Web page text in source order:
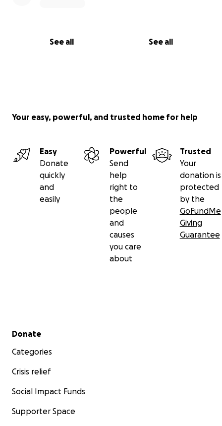
See all See all
Your easy, powerful, and trusted home for help
Easy
Donate
quickly
and
easily
Powerful
Send
help
right to
the
people
and
causes
you care
about
Trusted
Your
donation is
protected
by the
GoFundMe
Giving
Guarantee
Secondary menu
Donate
Categories
Crisis relief
Social Impact Funds
Supporter Space